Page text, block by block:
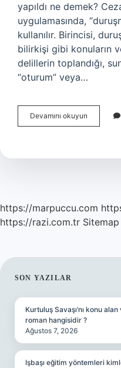
yapıldı ne demek?
uygulamasında,
kullanılır. Birincisi,
bilirkişi gibi konuların
delillerin toplandığı,
“oturum” veya…
Devamını okuyun
Devlette
Yapıldı
https://marpuccu.com
https://razi.com.tr Sitemap
SIDEBAR
SON YAZILAR
Kurtuluş Savaşı’nı konu
roman hangisidir ?
Ağustos 7, 2026
Işbaşı eğitim yöntemleri